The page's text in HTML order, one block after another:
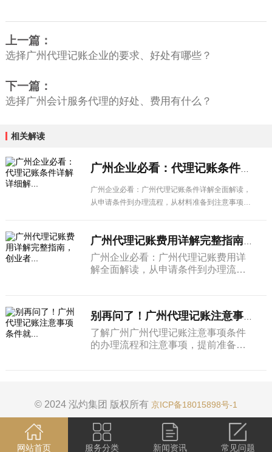
上一篇：
选择广州代理记账企业的要求、好处有哪些？
下一篇：
选择广州会计服务代理的好处、费用有什么？
相关解读
广州企业必看：代理记账条件详解详细解...
广州企业必看：广州代理记账条件详解全面解读，
从申请条件到办理流程，从材料准备到注意事项，
广州代理记账费用详解完整指南，创业者...
广州企业必看：广州代理记账费用详
解全面解读，从申请条件到办理流
了解广州广州代理记账注意事项条件
的办理流程和注意事项，提前准备相
© 2024 泓灼集团 版权所有 京ICP备18015898号-1
网站首页 服务分类 新闻资讯 常见问题